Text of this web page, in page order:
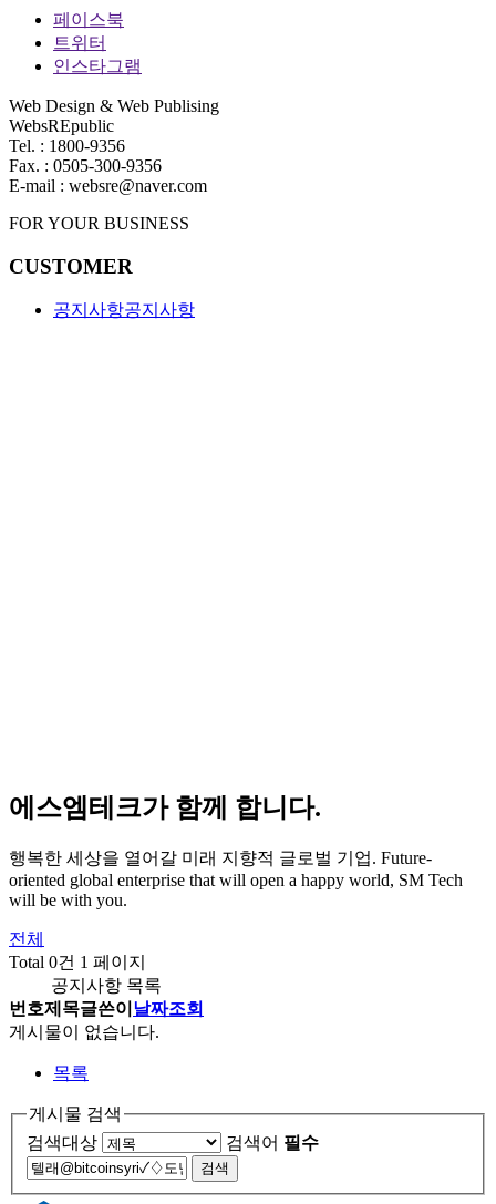
페이스북
트위터
인스타그램
Web Design & Web Publising
WebsREpublic
Tel. : 1800-9356
Fax. : 0505-300-9356
E-mail : websre@naver.com
FOR YOUR BUSINESS
CUSTOMER
공지사항공지사항
에스엠테크가 함께 합니다.
행복한 세상을 열어갈 미래 지향적 글로벌 기업. Future-
oriented global enterprise that will open a happy world, SM Tech
will be with you.
전체
Total 0건 1 페이지
공지사항 목록
번호제목글쓴이 날짜조회
게시물이 없습니다.
목록
게시물 검색
검색대상
검색어 필수